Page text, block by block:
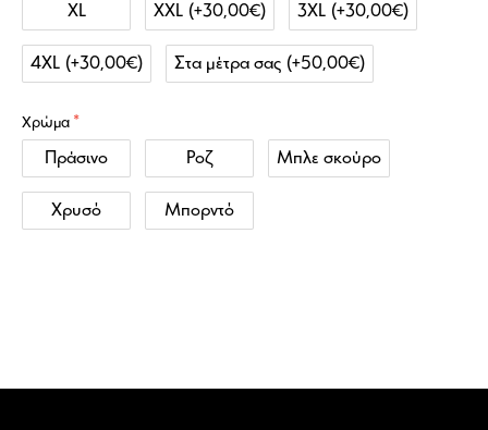
XL XXL (+30,00€) 3XL (+30,00€)
4XL (+30,00€) Στα μέτρα σας (+50,00€)
Χρώμα
Πράσινο Ροζ Μπλε σκούρο
Χρυσό Μπορντό